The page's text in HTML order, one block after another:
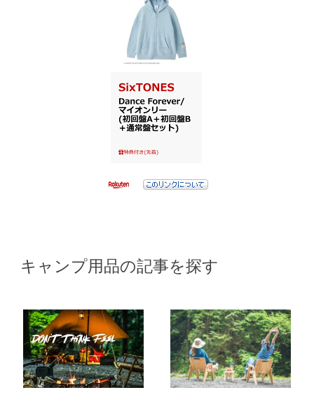
キャンプ用品の記事を探す